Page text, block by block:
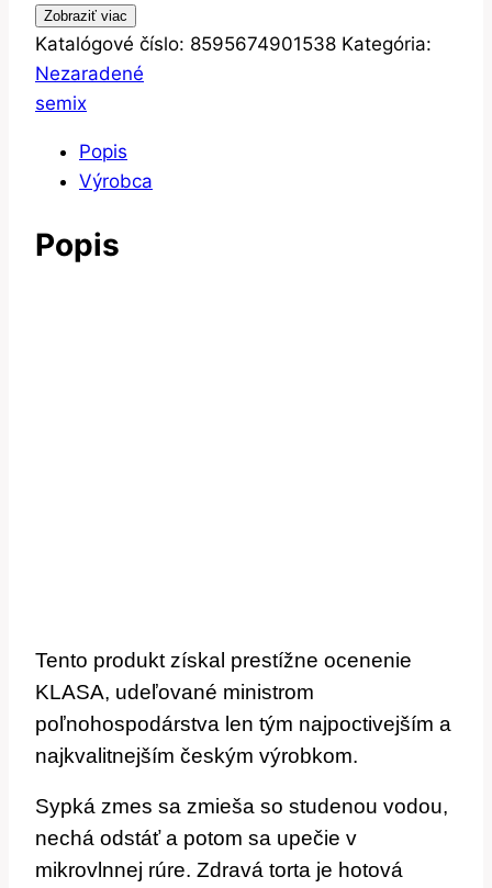
Zobraziť viac
Katalógové číslo: 8595674901538 Kategória:
Nezaradené
semix
Popis
Výrobca
Popis
Tento produkt získal prestížne ocenenie
KLASA, udeľované ministrom
poľnohospodárstva len tým najpoctivejším a
najkvalitnejším českým výrobkom.
Sypká zmes sa zmieša so studenou vodou,
nechá odstáť a potom sa upečie v
mikrovlnnej rúre. Zdravá torta je hotová